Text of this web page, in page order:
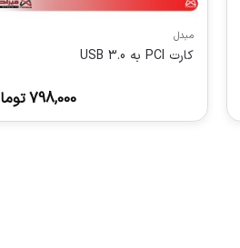
مبدل
کارت PCI به USB 3.0
798,000